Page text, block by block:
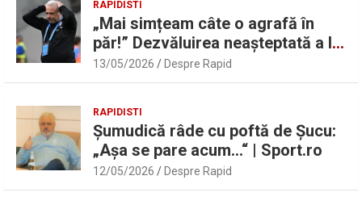
RAPIDISTI
„Mai simțeam câte o agrafă în
păr!” Dezvăluirea neașteptată a lui
Marius Șumudică despre Daniel
Pancu
13/05/2026 Despre Rapid
RAPIDISTI
Șumudică râde cu poftă de Șucu:
„Așa se pare acum…“ | Sport.ro
12/05/2026 Despre Rapid